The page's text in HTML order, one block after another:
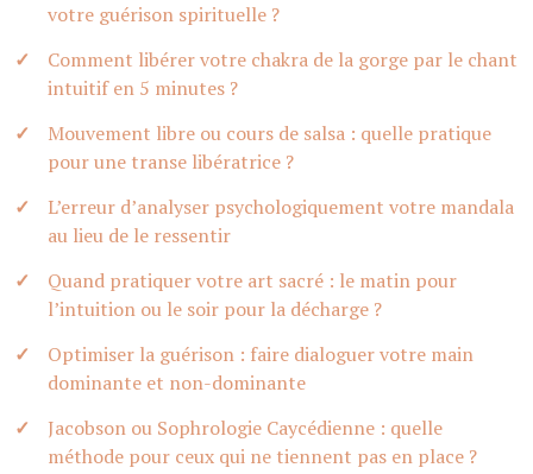
votre guérison spirituelle ?
Comment libérer votre chakra de la gorge par le chant
intuitif en 5 minutes ?
Mouvement libre ou cours de salsa : quelle pratique
pour une transe libératrice ?
L’erreur d’analyser psychologiquement votre mandala
au lieu de le ressentir
Quand pratiquer votre art sacré : le matin pour
l’intuition ou le soir pour la décharge ?
Optimiser la guérison : faire dialoguer votre main
dominante et non-dominante
Jacobson ou Sophrologie Caycédienne : quelle
méthode pour ceux qui ne tiennent pas en place ?